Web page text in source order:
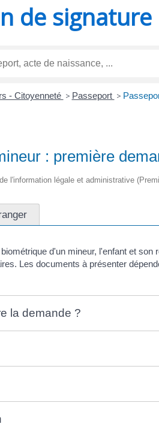
de signature
- Citoyenneté > Passeport >
: première
l'information légale et administrative
d'un mineur, l'enfant et
Les documents à présenter
la demande ?